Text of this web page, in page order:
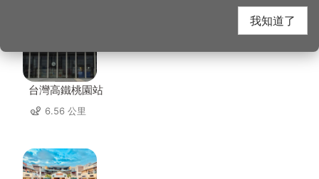
台灣高鐵桃園站
6.56 公里
我知道了